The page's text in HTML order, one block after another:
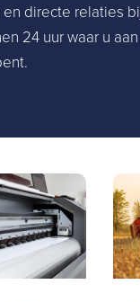
directe relaties
24 uur waar u aan